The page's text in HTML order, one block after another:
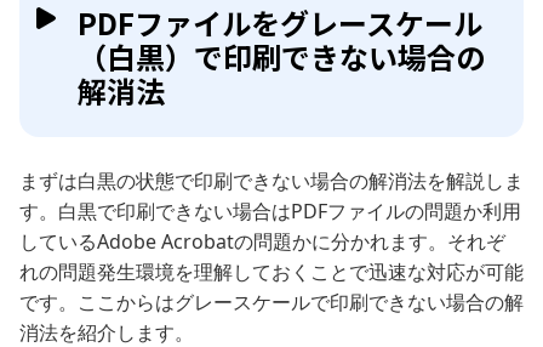
PDFファイルをグレースケール
（白黒）で印刷できない場合の
解消法
まずは白黒の状態で印刷できない場合の解消法を解説しま
す。白黒で印刷できない場合はPDFファイルの問題か利用
しているAdobe Acrobatの問題かに分かれます。それぞ
れの問題発生環境を理解しておくことで迅速な対応が可能
です。ここからはグレースケールで印刷できない場合の解
消法を紹介します。